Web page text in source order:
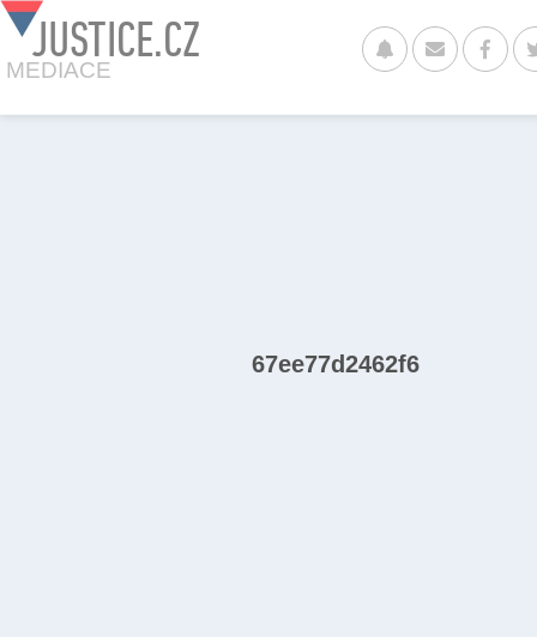
JUSTICE.CZ
MEDIACE
67ee77d2462f6